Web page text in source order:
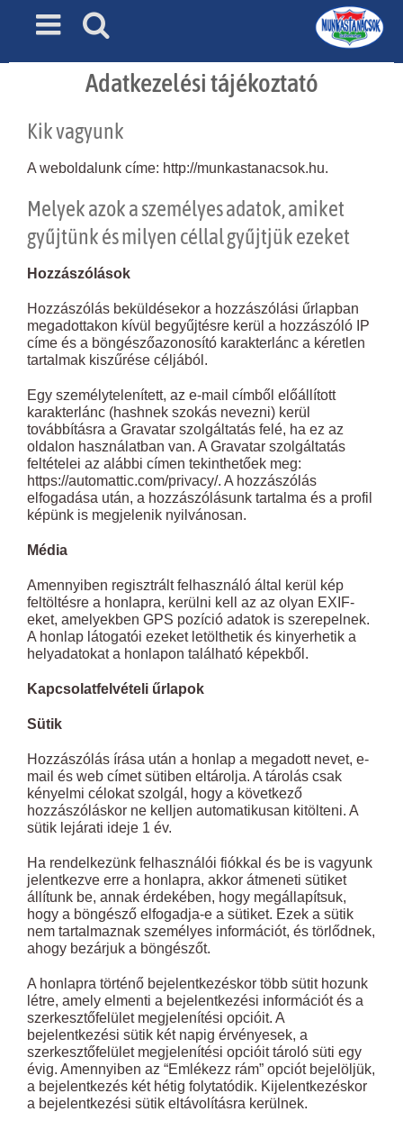
Adatkezelési tájékoztató
Kik vagyunk
A weboldalunk címe: http://munkastanacsok.hu.
Melyek azok a személyes adatok, amiket
gyűjtünk és milyen céllal gyűjtjük ezeket
Hozzászólások
Hozzászólás beküldésekor a hozzászólási űrlapban
megadottakon kívül begyűjtésre kerül a hozzászóló IP
címe és a böngészőazonosító karakterlánc a kéretlen
tartalmak kiszűrése céljából.
Egy személytelenített, az e-mail címből előállított
karakterlánc (hashnek szokás nevezni) kerül
továbbításra a Gravatar szolgáltatás felé, ha ez az
oldalon használatban van. A Gravatar szolgáltatás
feltételei az alábbi címen tekinthetőek meg:
https://automattic.com/privacy/. A hozzászólás
elfogadása után, a hozzászólásunk tartalma és a profil
képünk is megjelenik nyilvánosan.
Média
Amennyiben regisztrált felhasználó által kerül kép
feltöltésre a honlapra, kerülni kell az az olyan EXIF-
eket, amelyekben GPS pozíció adatok is szerepelnek.
A honlap látogatói ezeket letölthetik és kinyerhetik a
helyadatokat a honlapon található képekből.
Kapcsolatfelvételi űrlapok
Sütik
Hozzászólás írása után a honlap a megadott nevet, e-
mail és web címet sütiben eltárolja. A tárolás csak
kényelmi célokat szolgál, hogy a következő
hozzászóláskor ne kelljen automatikusan kitölteni. A
sütik lejárati ideje 1 év.
Ha rendelkezünk felhasználói fiókkal és be is vagyunk
jelentkezve erre a honlapra, akkor átmeneti sütiket
állítunk be, annak érdekében, hogy megállapítsuk,
hogy a böngésző elfogadja-e a sütiket. Ezek a sütik
nem tartalmaznak személyes információt, és törlődnek,
ahogy bezárjuk a böngészőt.
A honlapra történő bejelentkezéskor több sütit hozunk
létre, amely elmenti a bejelentkezési információt és a
szerkesztőfelület megjelenítési opcióit. A
bejelentkezési sütik két napig érvényesek, a
szerkesztőfelület megjelenítési opcióit tároló süti egy
évig. Amennyiben az “Emlékezz rám” opciót bejelöljük,
a bejelentkezés két hétig folytatódik. Kijelentkezéskor
a bejelentkezési sütik eltávolításra kerülnek.